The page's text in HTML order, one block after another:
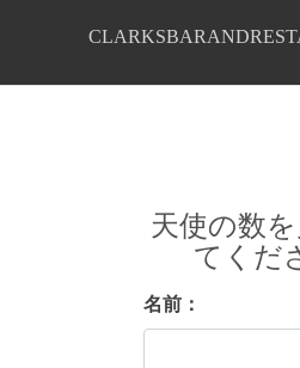
天使の数
てくだ
名前：